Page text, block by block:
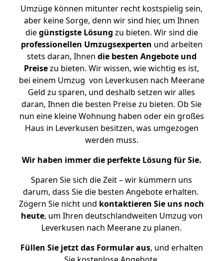
Umzüge können mitunter recht kostspielig sein,
aber keine Sorge, denn wir sind hier, um Ihnen
diegünstigste Lösung zu bieten. Wir sind die
professionellen Umzugsexperten und arbeiten
stets daran, Ihnen die besten Angebote und
Preisezu bieten. Wir wissen, wie wichtig es ist,
bei einem Umzug von Leverkusen nach Meerane
Geld zu sparen, und deshalb setzen wir alles
daran, Ihnen die besten Preise zu bieten. Ob Sie
nun eine kleine Wohnung haben oder ein großes
Haus in Leverkusen besitzen, was umgezogen
werden muss.
Wir haben immer die perfekte Lösung für Sie.
Sparen Sie sich die Zeit – wir kümmern uns
darum, dass Sie die besten Angebote erhalten.
Zögern Sie nicht und kontaktieren Sie uns noch
heute, um Ihren deutschlandweiten Umzug von
Leverkusen nach Meerane zu planen.
Füllen Sie jetzt das Formular aus, und erhalten